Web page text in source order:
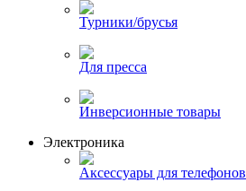
Турники/брусья
Для пресса
Инверсионные товары
Электроника
Аксессуары для телефонов